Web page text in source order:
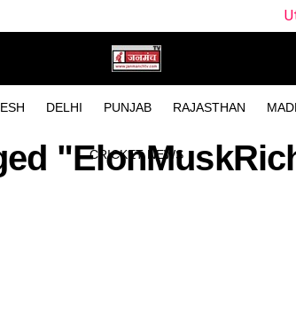
DELHI PUNJAB RAJASTHAN
CRICKET NEWS
Uttarkashi